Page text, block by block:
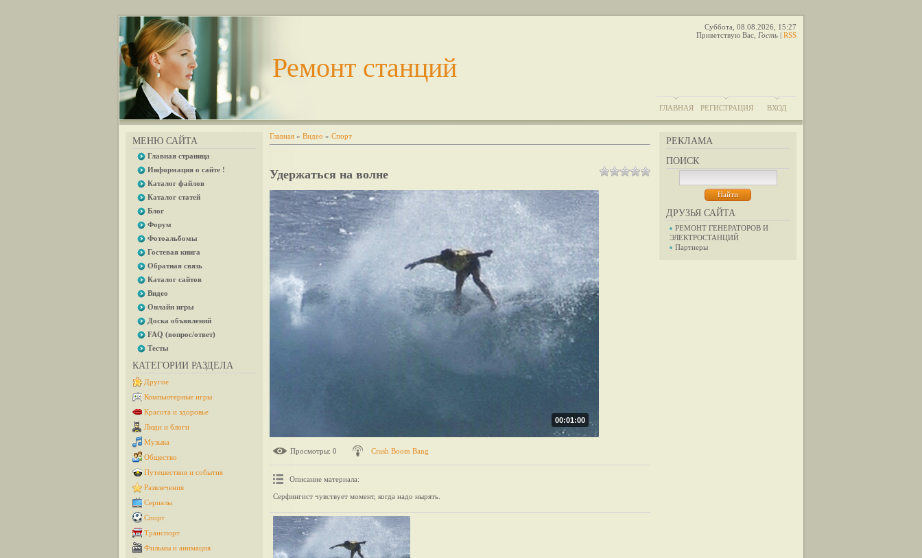
Ремонт станций
Суббота, 08.08.2026, 15:27
Приветствую Вас Гость | RSS
ГЛАВНАЯ РЕГИСТРАЦИЯ ВХОД
МЕНЮ САЙТА
Главная страница
Информация о сайте !
Каталог файлов
Каталог статей
Блог
Форум
Фотоальбомы
Гостевая книга
Обратная связь
Каталог сайтов
Видео
Онлайн игры
Доска объявлений
FAQ (вопрос/ответ)
Тесты
КАТЕГОРИИ РАЗДЕЛА
Другое
Компьютерные игры
Красота и здоровье
Люди и блоги
Музыка
Общество
Путешествия и события
Развлечения
Сериалы
Спорт
Транспорт
Фильмы и анимация
РЕКЛАМА
ПОИСК
ДРУЗЬЯ САЙТА
РЕМОНТ ГЕНЕРАТОРОВ И
ЭЛЕКТРОСТАНЦИЙ
Партнеры
Главная » Видео » Спорт
Удержаться на волне
00:01:00
Просмотры: 0 Crash Boom Bang
Описание материала:
Серфингист чувствует момент, когда надо нырять.